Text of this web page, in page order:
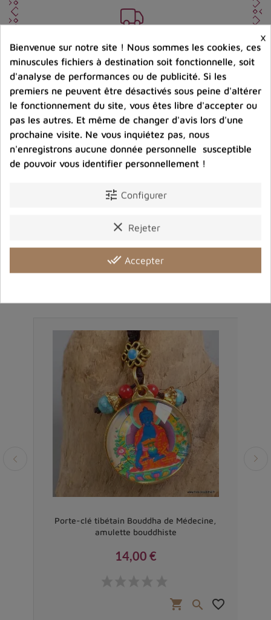
100 € pour la Belgique
Entreprise éco-responsable.
Bijoux argent fabriqués sans émission de gaz
carbonique
Partager :
Produits dans la même catégorie
Porte-clé tibétain Bouddha de Médecine,
amulette bouddhiste
14,00 €
shopping_cart  favorite_border
×
Bienvenue sur notre site ! Nous sommes les cookies, ces
minuscules fichiers à destination soit fonctionnelle, soit
d'analyse de performances ou de publicité. Si les
premiers ne peuvent être désactivés sous peine d'altérer
le fonctionnement du site, vous êtes libre d'accepter ou
pas les autres. Et même de changer d'avis lors d'une
prochaine visite. Ne vous inquiétez pas, nous
n'enregistrons aucune donnée personnelle susceptible
de pouvoir vous identifier personnellement !
tune Configurer
clear Rejeter
done_all Accepter